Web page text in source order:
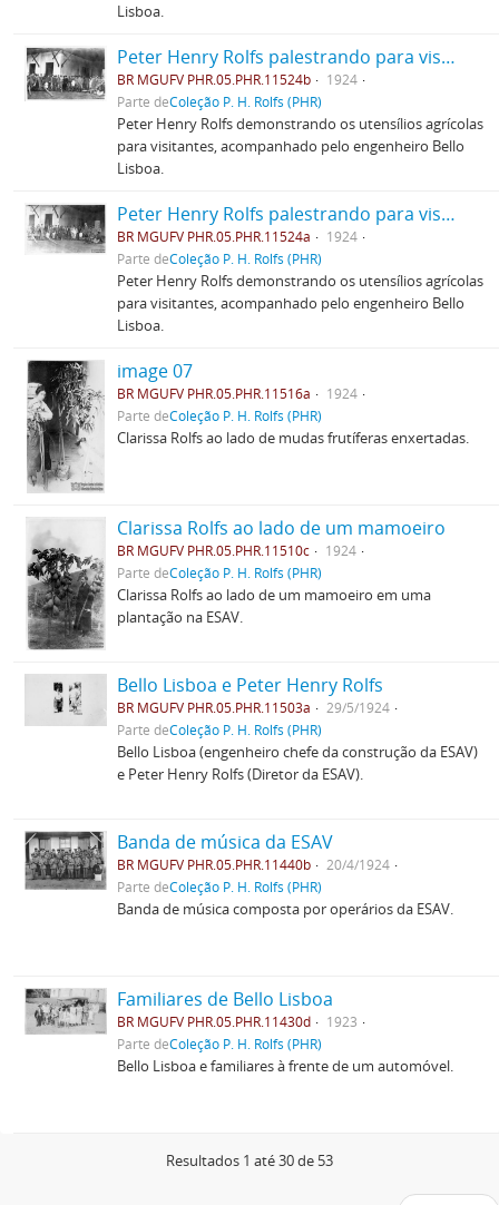
Lisboa.
Peter Henry Rolfs palestrando para visitantes
BR MGUFV PHR.05.PHR.11524b
1924
Parte deColeção P. H. Rolfs (PHR)
Peter Henry Rolfs demonstrando os utensílios agrícolas
para visitantes, acompanhado pelo engenheiro Bello
Lisboa.
Peter Henry Rolfs palestrando para visitantes
BR MGUFV PHR.05.PHR.11524a
1924
Parte deColeção P. H. Rolfs (PHR)
Peter Henry Rolfs demonstrando os utensílios agrícolas
para visitantes, acompanhado pelo engenheiro Bello
Lisboa.
image 07
BR MGUFV PHR.05.PHR.11516a
1924
Parte deColeção P. H. Rolfs (PHR)
Clarissa Rolfs ao lado de mudas frutíferas enxertadas.
Clarissa Rolfs ao lado de um mamoeiro
BR MGUFV PHR.05.PHR.11510c
1924
Parte deColeção P. H. Rolfs (PHR)
Clarissa Rolfs ao lado de um mamoeiro em uma
plantação na ESAV.
Bello Lisboa e Peter Henry Rolfs
BR MGUFV PHR.05.PHR.11503a
29/5/1924
Parte deColeção P. H. Rolfs (PHR)
Bello Lisboa (engenheiro chefe da construção da ESAV)
e Peter Henry Rolfs (Diretor da ESAV).
Banda de música da ESAV
BR MGUFV PHR.05.PHR.11440b
20/4/1924
Parte deColeção P. H. Rolfs (PHR)
Banda de música composta por operários da ESAV.
Familiares de Bello Lisboa
BR MGUFV PHR.05.PHR.11430d
1923
Parte deColeção P. H. Rolfs (PHR)
Bello Lisboa e familiares à frente de um automóvel.
Resultados 1 até 30 de 53